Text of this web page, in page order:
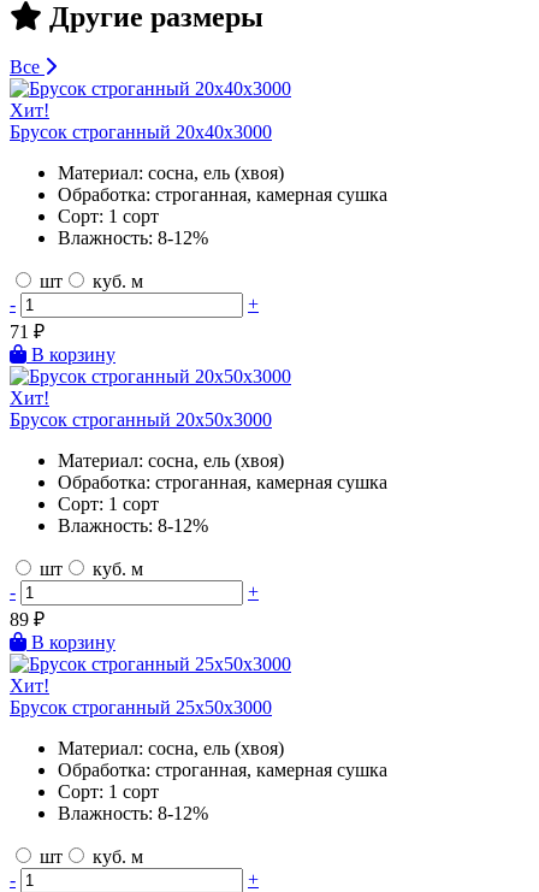
Другие размеры
Все
Хит!
Брусок строганный 20х40х3000
Материал: сосна, ель (хвоя)
Обработка: строганная, камерная сушка
Сорт: 1 сорт
Влажность: 8-12%
шт
куб. м
-
+
71 ₽
В корзину
Хит!
Брусок строганный 20х50х3000
Материал: сосна, ель (хвоя)
Обработка: строганная, камерная сушка
Сорт: 1 сорт
Влажность: 8-12%
шт
куб. м
-
+
89 ₽
В корзину
Хит!
Брусок строганный 25х50х3000
Материал: сосна, ель (хвоя)
Обработка: строганная, камерная сушка
Сорт: 1 сорт
Влажность: 8-12%
шт
куб. м
-
+